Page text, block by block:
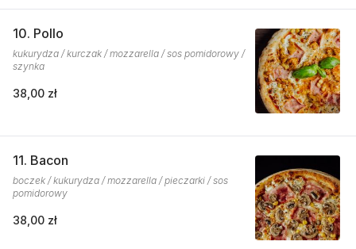
10. Pollo
kukurydza / kurczak / mozzarella / sos pomidorowy /
szynka
38,00 zł
11. Bacon
boczek / kukurydza / mozzarella / pieczarki / sos
pomidorowy
38,00 zł